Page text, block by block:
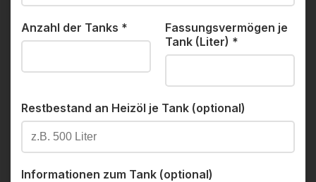
Anzahl der Tanks *
Fassungsvermögen je
Tank (Liter) *
Restbestand an Heizöl je Tank (optional)
Informationen zum Tank (optional)